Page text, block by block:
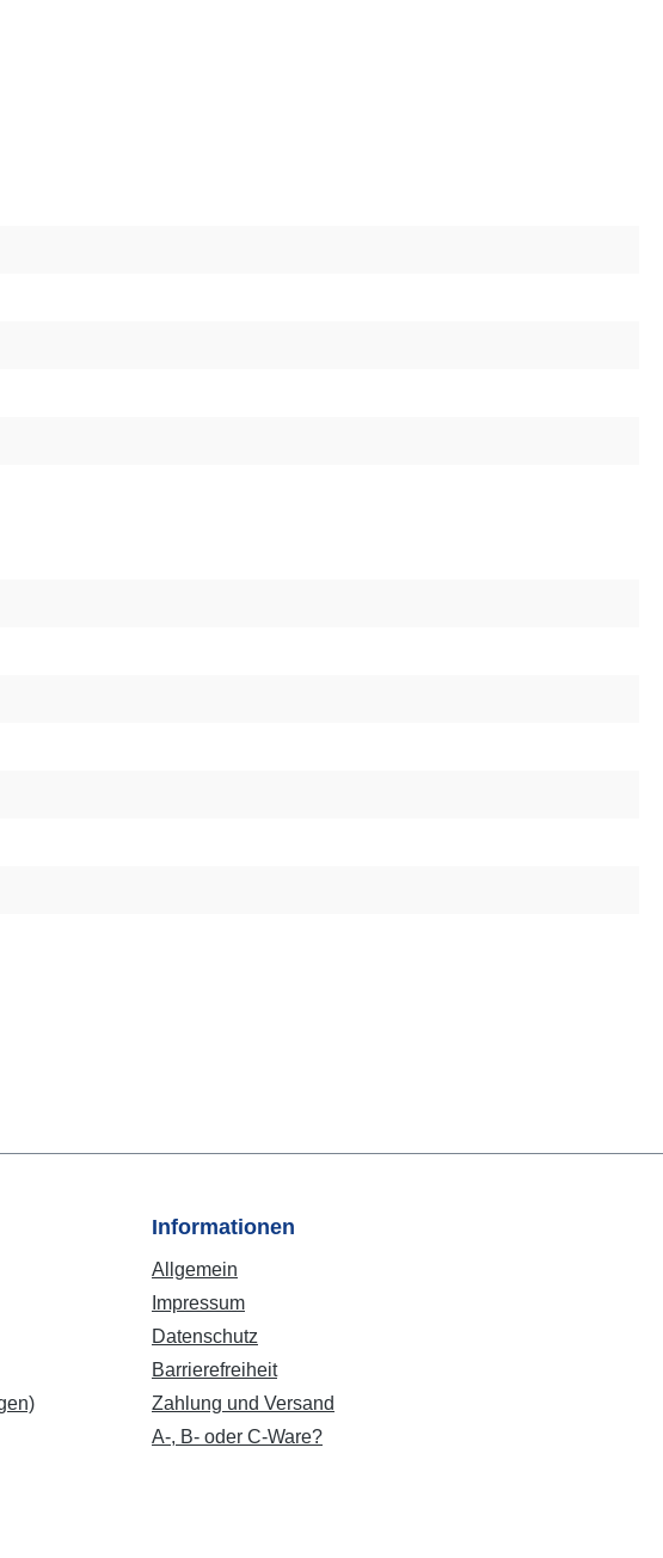
Informationen
Allgemein
Impressum
Datenschutz
Barrierefreiheit
Zahlung und Versand
A-, B- oder C-Ware?